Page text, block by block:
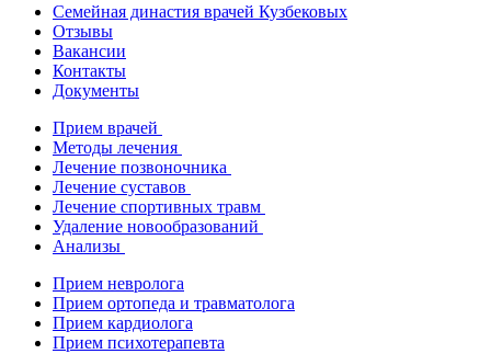
Семейная династия врачей Кузбековых
Отзывы
Вакансии
Контакты
Документы
Прием врачей
Методы лечения
Лечение позвоночника
Лечение суставов
Лечение спортивных травм
Удаление новообразований
Анализы
Прием невролога
Прием ортопеда и травматолога
Прием кардиолога
Прием психотерапевта